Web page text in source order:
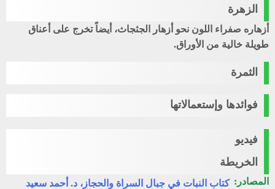
الزهرة
أزهاره صفراء اللون نحو أزهار الجثجاث، أيضاً تخرج على أعناق
طويلة خالية من الأوراق.
الثمرة
فوائدها وإستعمالاتها
فيديو
الخريطة
المصادر: كتاب النبات في جبال السراة والحجاز، د. أحمد سعيد